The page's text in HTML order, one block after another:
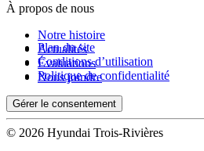
À propos de nous
Notre histoire
Actualités
Évaluations
Nous joindre
Plan du site
Conditions d’utilisation
Politique de confidentialité
Gérer le consentement
© 2026 Hyundai Trois-Rivières